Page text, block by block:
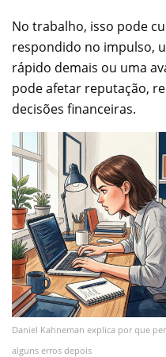
No trabalho, isso pode
respondido no impulso,
rápido demais ou uma
pode afetar reputação,
decisões financeiras.
Daniel Kahneman explica por que
alguns erros depois